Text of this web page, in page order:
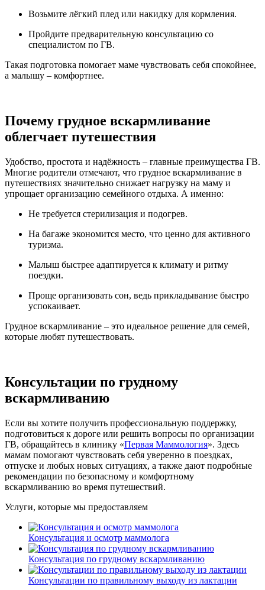
Возьмите лёгкий плед или накидку для кормления.
Пройдите предварительную консультацию со
специалистом по ГВ.
Такая подготовка помогает маме чувствовать себя спокойнее,
а малышу – комфортнее.
Почему грудное вскармливание
облегчает путешествия
Удобство, простота и надёжность – главные преимущества ГВ.
Многие родители отмечают, что грудное вскармливание в
путешествиях значительно снижает нагрузку на маму и
упрощает организацию семейного отдыха. А именно:
Не требуется стерилизация и подогрев.
На багаже экономится место, что ценно для активного
туризма.
Малыш быстрее адаптируется к климату и ритму
поездки.
Проще организовать сон, ведь прикладывание быстро
успокаивает.
Грудное вскармливание – это идеальное решение для семей,
которые любят путешествовать.
Консультации по грудному
вскармливанию
Если вы хотите получить профессиональную поддержку,
подготовиться к дороге или решить вопросы по организации
ГВ, обращайтесь в клинику «Первая Маммология». Здесь
мамам помогают чувствовать себя уверенно в поездках,
отпуске и любых новых ситуациях, а также дают подробные
рекомендации по безопасному и комфортному
вскармливанию во время путешествий.
Услуги, которые мы предоставляем
Консультация и осмотр маммолога
Консультация по грудному вскармливанию
Консультации по правильному выходу из лактации